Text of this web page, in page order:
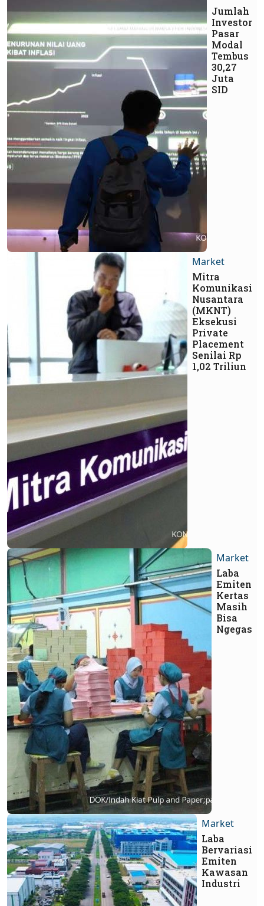
Jumlah
Investor
Pasar
Modal
Tembus
30,27
Juta
SID
Market
Mitra
Komunikasi
Nusantara
(MKNT)
Eksekusi
Private
Placement
Senilai Rp
1,02 Triliun
Market
Laba
Emiten
Kertas
Masih
Bisa
Ngegas
Market
Laba
Bervariasi
Emiten
Kawasan
Industri